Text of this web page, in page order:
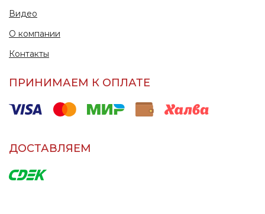
Видео
О компании
Контакты
ПРИНИМАЕМ К ОПЛАТЕ
ДОСТАВЛЯЕМ